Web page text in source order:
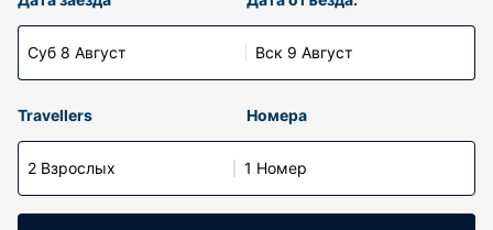
Суб 8 Август Вск 9 Август
Travellers Номера
2 Взрослых 1 Номер